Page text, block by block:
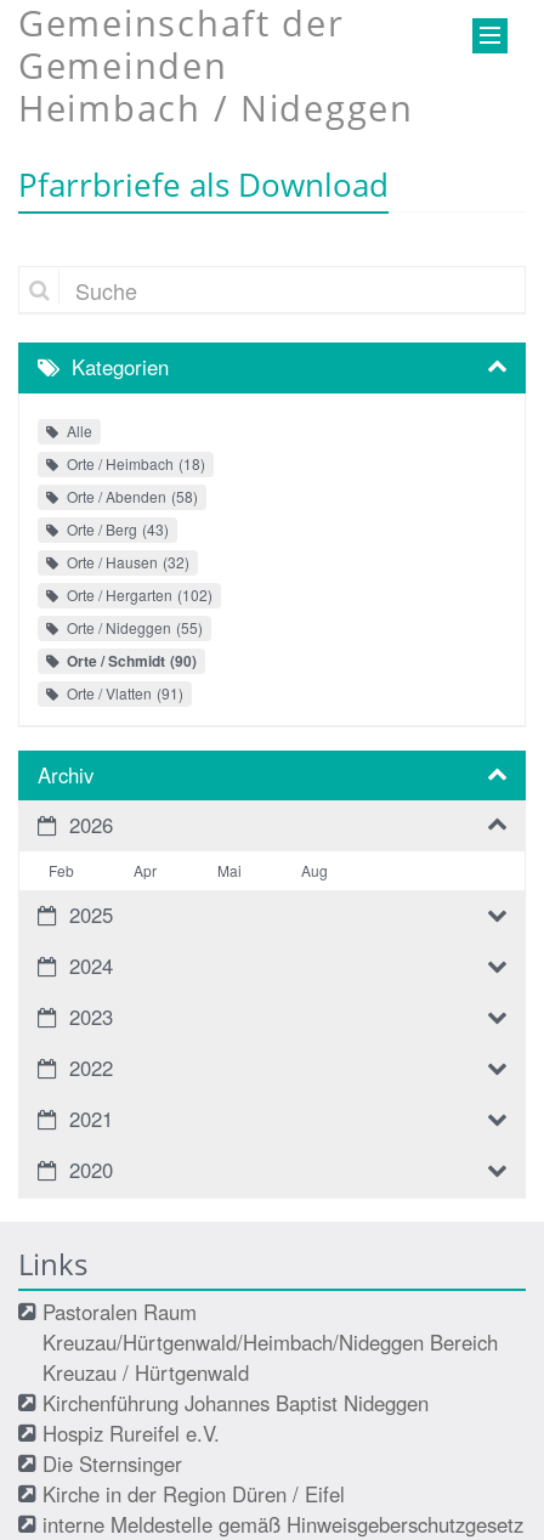
Gemeinschaft der
Gemeinden
Heimbach / Nideggen
Pfarrbriefe als Download
Suche
Kategorien
Alle
Orte / Heimbach 18
Orte / Abenden 58
Orte / Berg 43
Orte / Hausen 32
Orte / Hergarten 102
Orte / Nideggen 55
Orte / Schmidt 90
Orte / Vlatten 91
Archiv
2026
Feb Apr Mai Aug
2025
2024
2023
2022
2021
2020
Links
Pastoralen Raum
Kreuzau/Hürtgenwald/Heimbach/Nideggen Bereich
Kreuzau / Hürtgenwald
Kirchenführung Johannes Baptist Nideggen
Hospiz Rureifel e.V.
Die Sternsinger
Kirche in der Region Düren / Eifel
interne Meldestelle gemäß Hinweisgeberschutzgesetz